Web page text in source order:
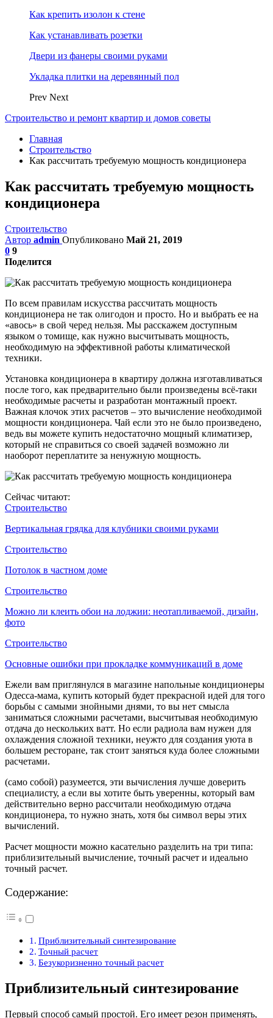
Как крепить изолон к стене
Как устанавливать розетки
Двери из фанеры своими руками
Укладка плитки на деревянный пол
Prev Next
Строительство и ремонт квартир и домов советы
Главная
Строительство
Как рассчитать требуемую мощность кондиционера
Как рассчитать требуемую мощность
кондиционера
Строительство
Автор admin Опубликовано Май 21, 2019
0 9
Поделится
По всем правилам искусства рассчитать мощность
кондиционера не так олигодон и просто. Но и выбрать ее на
«авось» в свой черед нельзя. Мы расскажем доступным
языком о томище, как нужно высчитывать мощность,
необходимую на эффективной работы климатической
техники.
Установка кондиционера в квартиру должна изготавливаться
после того, как предварительно были произведены всё-таки
необходимые расчеты и разработан монтажный проект.
Важная клочок этих расчетов – это вычисление необходимой
мощности кондиционера. Чай если это не было произведено,
ведь вы можете купить недостаточно мощный климатизер,
который не справиться со своей задачей возможно ли
наоборот переплатите за ненужную мощность.
Сейчас читают:
Строительство
Вертикальная грядка для клубники своими руками
Строительство
Потолок в частном доме
Строительство
Можно ли клеить обои на лоджии: неотапливаемой, дизайн,
фото
Строительство
Основные ошибки при прокладке коммуникаций в доме
Ежели вам приглянулся в магазине напольные кондиционеры
Одесса-мама, купить который будет прекрасной идей для того
борьбы с самыми знойными днями, то вы нет смысла
заниматься сложными расчетами, высчитывая необходимую
отдача до нескольких ватт. Но если радиола вам нужен для
охлаждения сложной техники, неужто для создания уюта в
большем ресторане, так стоит заняться куда более сложными
расчетами.
(само собой) разумеется, эти вычисления лучше доверить
специалисту, а если вы хотите быть уверенны, который вам
действительно верно рассчитали необходимую отдача
кондиционера, то нужно знать, хотя бы символ веры этих
вычислений.
Расчет мощности можно касательно разделить на три типа:
приблизительный вычисление, точный расчет и идеально
точный расчет.
Содержание:
Приблизительный синтезирование
Точный расчет
Безукоризненно точный расчет
Приблизительный синтезирование
Первый способ самый простой. Его имеет резон применять,